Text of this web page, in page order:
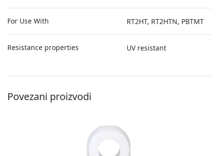
For Use With RT2HT, RT2HTN, PBTMT
Resistance properties UV resistant
Povezani proizvodi